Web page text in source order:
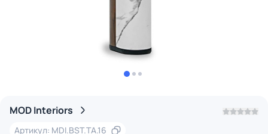
MOD Interiors
Артикул: MDI.BST.TA.16